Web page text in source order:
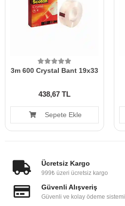
3m 600 Crystal Bant 19x33
438,67 TL
Sepete Ekle
Ücretsiz Kargo
999₺ üzeri ücretsiz kargo
Güvenli Alışveriş
Güvenli ve kolay ödeme sistemi